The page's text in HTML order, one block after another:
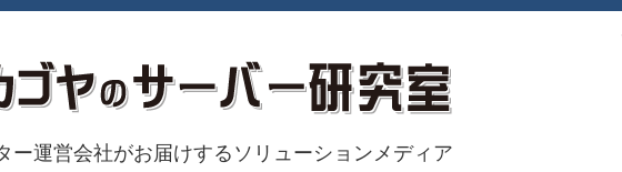
ー運営会社がお届けするソリューションメディア